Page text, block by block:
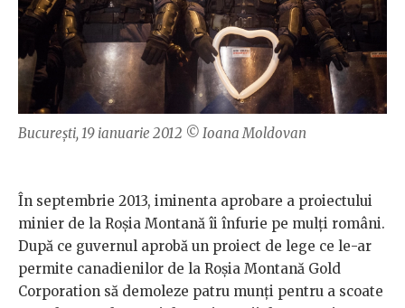
București, 19 ianuarie 2012 © Ioana Moldovan
În septembrie 2013, iminenta aprobare a proiectului
minier de la Roșia Montană îi înfurie pe mulți români.
După ce guvernul aprobă un proiect de lege ce le-ar
permite canadienilor de la Roșia Montană Gold
Corporation să demoleze patru munți pentru a scoate